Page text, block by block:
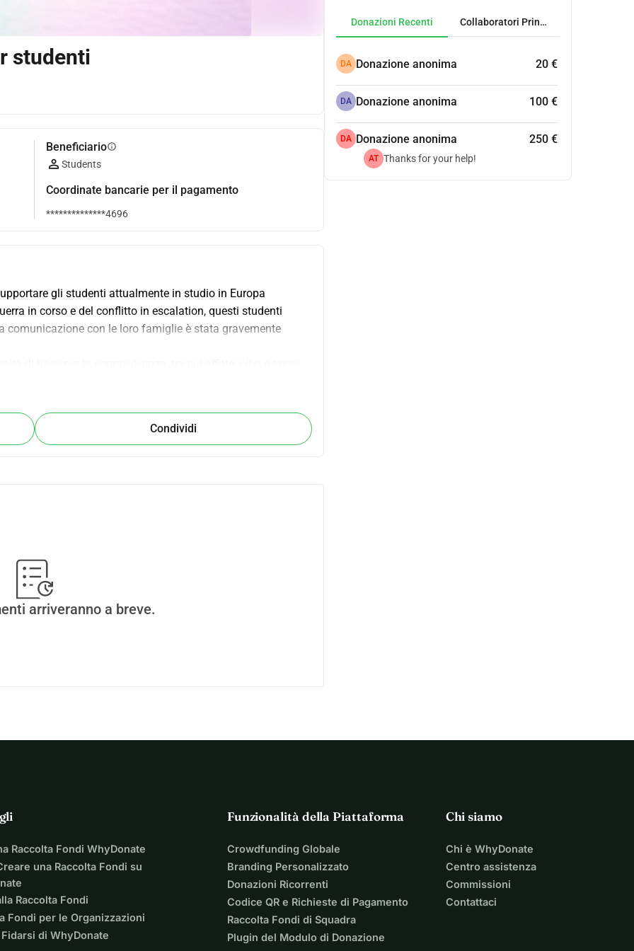
studenti
Beneficiarioinfo
Students
Coordinate bancarie per il pagamento
**************4696
gli studenti attualmente in studio in Europa
in corso e del conflitto in escalation, questi studenti
con le loro famiglie è stata gravemente
di perdere i loro visti da studente e di essere deportati in
in Europa.
famiglie. Il vostro supporto sia attraverso una donazione che
di salvezza in questo momento. Grazie per essere al loro
Condividi
arriveranno a breve.
Donazioni Recenti Collaboratori Principali
DA Donazione anonima 20 €
DA Donazione anonima 100 €
DA Donazione anonima 250 €
AT Thanks for your help!
Raccolta Fondi WhyDonate
una Raccolta Fondi su
Raccolta Fondi
Fondi per le Organizzazioni
di WhyDonate
Funzionalità della Piattaforma
Crowdfunding Globale
Branding Personalizzato
Donazioni Ricorrenti
Codice QR e Richieste di Pagamento
Raccolta Fondi di Squadra
Plugin del Modulo di Donazione
Chi siamo
Chi è WhyDonate
Centro assistenza
Commissioni
Contattaci